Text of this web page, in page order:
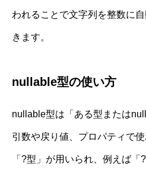
われることで文字列を整数に
きます。
nullable型の使い方
nullable型は「ある型または
引数や戻り値、プロパティで
「?型」が用いられ、例えば「